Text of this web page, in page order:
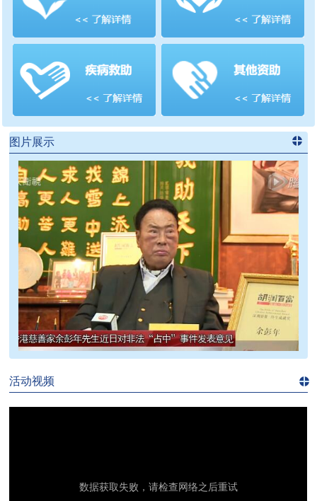
>>
图片展示
建信息
频道
活动视频